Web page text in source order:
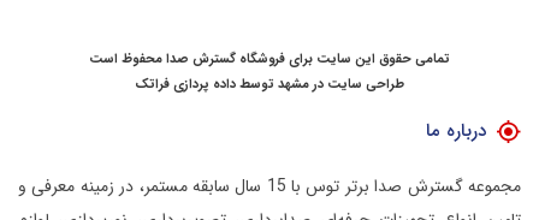
تمامی حقوق این سایت برای فروشگاه گسترش صدا محفوظ است
طراحی سایت در مشهد توسطداده پردازی فراتک
درباره ما
مجموعه گسترش صدا برتر توس با 15 سال سابقه مستمر، در زمینه معرفی و